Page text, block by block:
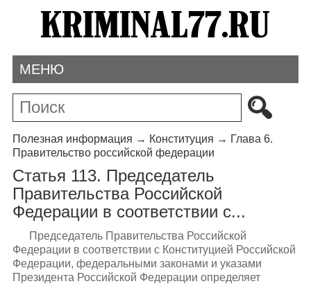
МЕНЮ
Полезная информация → Конституция → Глава 6.
Правительство российской федерации
Статья 113. Председатель
Правительства Российской
Федерации в соответствии с...
Председатель Правительства Российской
Федерации в соответствии с Конституцией Российской
Федерации, федеральными законами и указами
Президента Российской Федерации определяет